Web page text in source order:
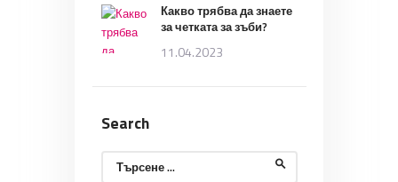
Какво трябва да знаете
за четката за зъби?
11.04.2023
Search
Търсене